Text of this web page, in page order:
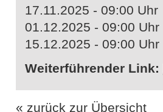
17.11.2025 - 09:00 Uhr
01.12.2025 - 09:00 Uhr
15.12.2025 - 09:00 Uhr
Weiterführender Link:
« zurück zur Übersicht